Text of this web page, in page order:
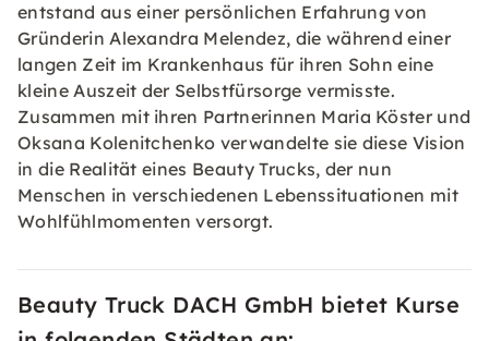
entstand aus einer persönlichen Erfahrung von
Gründerin Alexandra Melendez, die während einer
langen Zeit im Krankenhaus für ihren Sohn eine
kleine Auszeit der Selbstfürsorge vermisste.
Zusammen mit ihren Partnerinnen Maria Köster und
Oksana Kolenitchenko verwandelte sie diese Vision
in die Realität eines Beauty Trucks, der nun
Menschen in verschiedenen Lebenssituationen mit
Wohlfühlmomenten versorgt.
Beauty Truck DACH GmbH bietet Kurse